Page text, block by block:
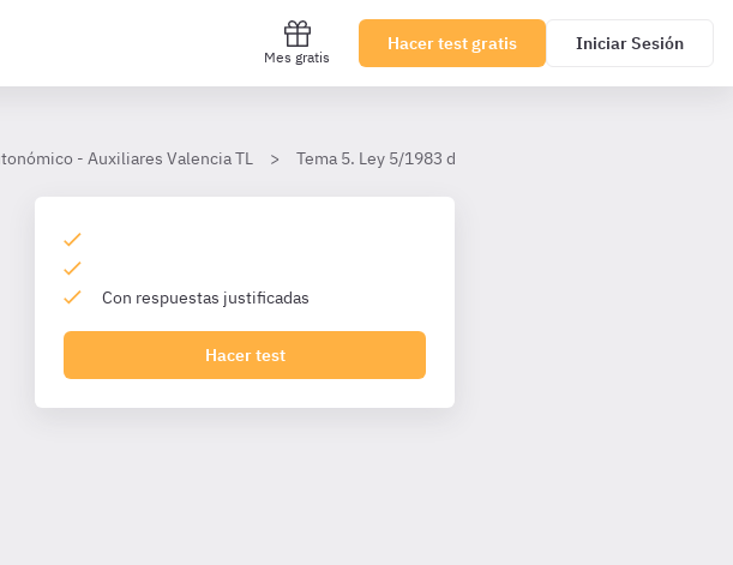
Mes gratis
Hacer test gratis Iniciar Sesión
- Auxiliares Valencia TL Tema 5. Ley 5/1983 del Consell (I)
Con respuestas justificadas
Hacer test